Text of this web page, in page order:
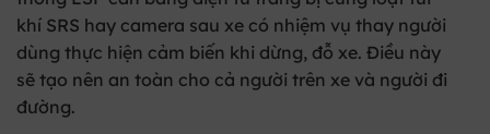
khí SRS hay camera sau xe có nhiệm vụ thay người
dùng thực hiện cảm biến khi dừng, đỗ xe. Điều này
sẽ tạo nên an toàn cho cả người trên xe và người đi
đường.